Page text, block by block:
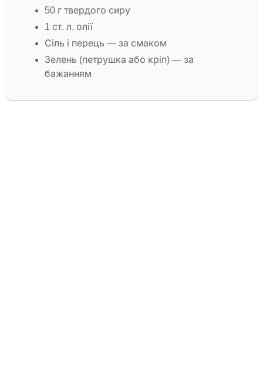
50 г твердого сиру
1 ст. л. олії
Сіль і перець — за смаком
Зелень (петрушка або кріп) — за
бажанням